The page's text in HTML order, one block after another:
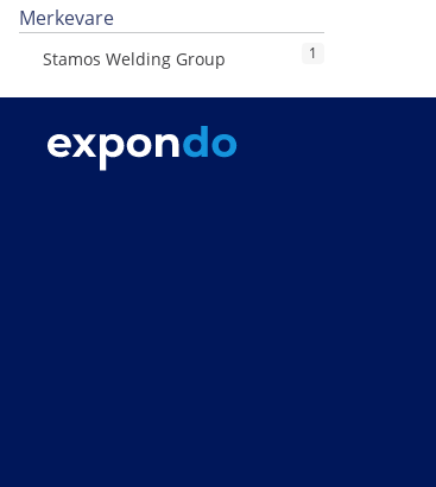
Merkevare
Stamos Welding Group 1